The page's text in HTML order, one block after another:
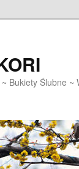
Bukiety Ślubne ~